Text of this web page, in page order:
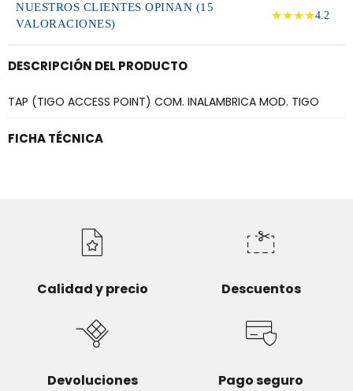
NUESTROS CLIENTES OPINAN (15
VALORACIONES)
★★★★4.2
DESCRIPCIÓN DEL PRODUCTO
TAP (TIGO ACCESS POINT) COM. INALAMBRICA MOD. TIGO
FICHA TÉCNICA
Calidad y precio Descuentos
Devoluciones Pago seguro